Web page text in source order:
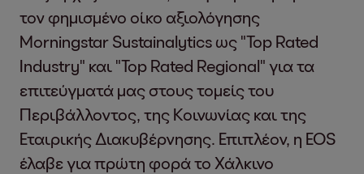
τον φημισμένο οίκο αξιολόγησης
Morningstar Sustainalytics ως "Top Rated
Industry" και "Top Rated Regional" για τα
επιτεύγματά μας στους τομείς του
Περιβάλλοντος, της Κοινωνίας και της
Εταιρικής Διακυβέρνησης. Επιπλέον, η EOS
έλαβε για πρώτη φορά το Χάλκινο